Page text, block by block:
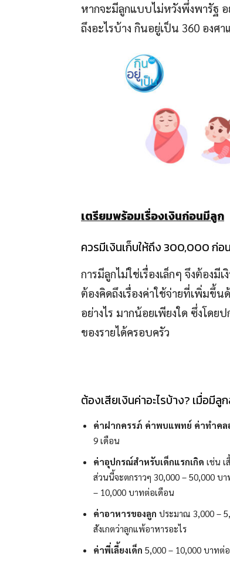
หากจะมีลูกแบบไม่หวังพึ่งพารัฐ อ
ถึงอะไรบ้าง กินอยู่เป็น 360 องศ
เตรียมพร้อมเรื่องเงินก่อนมีลูก
ควรมีเงินเก็บให้ถึง 300,000 ก่อ
การมีลูกไม่ใช่เรื่องเล็กๆ จึงต้อง
ต้องคิดถึงเรื่องค่าใช้จ่ายที่เพิ่มขึ้น
อย่างไร มากน้อยเพียงใด ซึ่งโดย
ของรายได้ครอบครัว
ต้องเสียเงินค่าอะไรบ้าง? เมื่อมีลู
ค่าฝากครรภ์ ค่าพบแพทย์ ค่าทำค
9 เดือน
ค่าอุปกรณ์สำหรับเด็กแรกเกิด เช่น
ส่วนนี้จะตกราวๆ 30,000 – 50,000 บ
– 10,000 บาทต่อเดือน
ค่าอาหารของลูก ประมาณ 3,000 –
สังเกตว่าลูกแพ้อาหารอะไร
ค่าพี่เลี้ยงเด็ก 5,000 – 10,000 บาทต่